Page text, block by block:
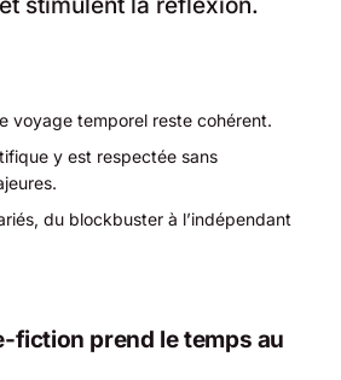
voyage temporel reste cohérent.
y est respectée sans
du blockbuster à l’indépendant
fiction prend le temps au